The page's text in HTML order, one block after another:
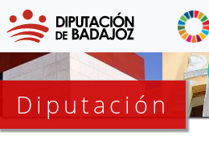
Diputación